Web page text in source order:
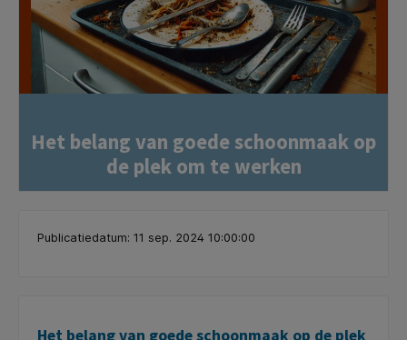
Het belang van goede schoonmaak op
de plek om te werken
Publicatiedatum: 11 sep. 2024 10:00:00
Het belang van goede schoonmaak op de plek